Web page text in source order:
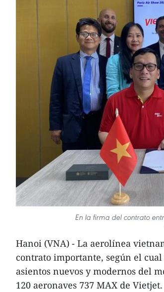
En la firma del contrato
Hanoi (VNA) - La aerolínea
contrato importante, según el
asientos nuevos y modernos del
120 aeronaves 737 MAX de Vietjet.